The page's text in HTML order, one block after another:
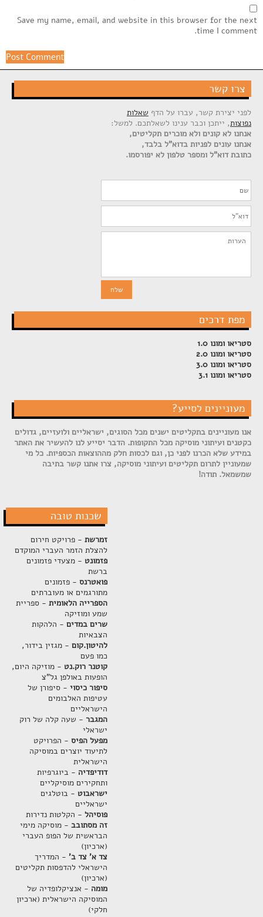
Save my name, email, and website in this browser for the next
time I comment.
צרו קשר
לפני יצירת קשר, עברו על הדף שאלות
נפוצות, ייתכן וכבר ענינו לשאלתכם. למשל:
אנחנו לא קונים ולא מוכרים תקליטים,
אנחנו עונים לפניות בדוא"ל בלבד,
כתובת דוא"ל ומספר טלפון לא יפורסמו.
מפת דרכים
סטריאו ומונו 1.0
סטריאו ומונו 2.0
סטריאו ומונו 3.0
סטריאו ומונו 3.1
מעוניינים לסייע?
אנו מעוניינים בתקליטים ישנים מכל הסוגים, ישראליים ולועזיים, גדולים
כקטנים ועיתוני מוסיקה מכל התקופות. הדבר יסייע לנו להעשיר את האתר
במידע שלא הכרנו לפני כן, וגם לכסות חלק מההוצאות הכספיות. כל מי
שמעוניין לתרום תקליטים ועיתוני מוסיקה, צרו אתנו קשר בתיבה
שמשמאל. תודה!
שכנות טובה
זמרשת- פרויקט חירום
להצלת הזמר העברי המוקדם
פזמונט - מצעדי פזמונים
ברשת
פואטרנס- פזמונים
מתורגמים או מעוברתים
הספרייה הלאומית- ספריית
שמע ומוזיקה
שרים במדים- הלהקות
הצבאיות
להיטון.קום- מגזין בידור,
כמו פעם
קוטנר רוק.נט - מוזיקה היום,
הופעות באולפן גל"צ
סיפור כיסוי- סיפורן של
עטיפות האלבומים
הישראליים
המגבר- שעה קלה של רוק
ישראלי
מפעל הפיס- הפרויקט
לתיעוד יוצרים במוסיקה
הישראלית
דודיפדיה - ביוגרפיות
ותחקירים מוסיקליים
ישראבוט - בוטלגים
ישראליים
פוסיהל- הקלטות נדירות
זה מסתובב- מוסיקה מימי
הבראשית של הפופ העברי
(ארכיון)
צד א' צד ב'- המדריך
הישראלי להדפסות תקליטים
(ארכיון)
מומה - אנציקלופדיה של
המוסיקה הישראלית (ארכיון
חלקי)